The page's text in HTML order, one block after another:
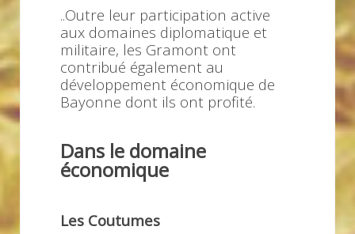
..Outre leur participation active
aux domaines diplomatique et
militaire, les Gramont ont
contribué également au
développement économique de
Bayonne dont ils ont profité.
Dans le domaine
économique
Les Coutumes